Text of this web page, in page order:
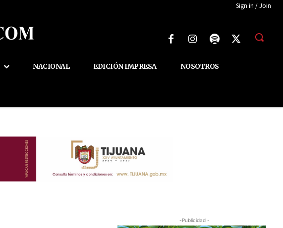
Sign in / Join
NACIONAL EDICIÓN IMPRESA NOSOTROS
-Publicidad -